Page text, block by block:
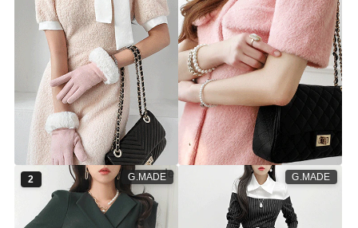
엘사 원피스
▨F/W고별전 50%▨
st7089d [44~66] 2color
50% 44,900원 89,900원
[체온UP] 사뿐 골드 퍼프 원피스
◎
▨F/W고별전 50%▨
st5504d [44~66] 2color
50% 34,900원 69,900원
G.MADE
2 G.MADE